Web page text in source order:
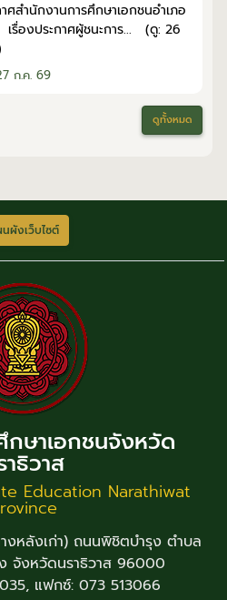
ศสำนักงานการศึกษาเอกชนอำเภอ
รื่องประกาศผู้ชนะการ... (ดู: 26
ก.ค. 69
ดูทั้งหมด
ผังเว็บไซต์
กษาเอกชนจังหวัด
าธิวาส
Education Narathiwat
งหลังเก่า) ถนนพิชิตบำรุง ตำบล
จังหวัดนราธิวาส 96000
แฟกซ์: 073 513066